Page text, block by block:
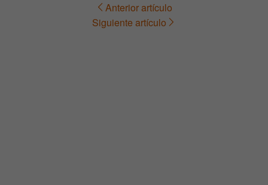
Navegación Anterior artículo
Siguiente artículo